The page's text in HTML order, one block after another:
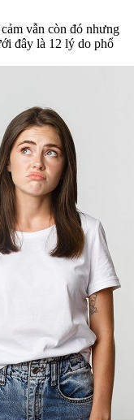
vẫn còn đó nhưng
đây là 12 lý do phổ